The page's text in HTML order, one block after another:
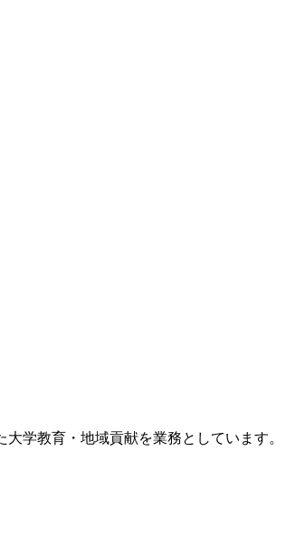
学教育・地域貢献を業務としています。